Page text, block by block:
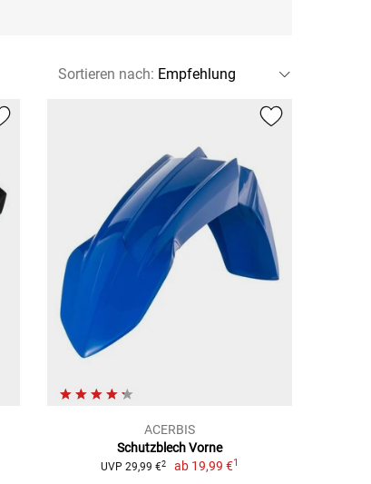
Sortieren nach:
ACERBIS
Schutzblech Vorne
UVP 29,99 €2 ab 19,99 €1